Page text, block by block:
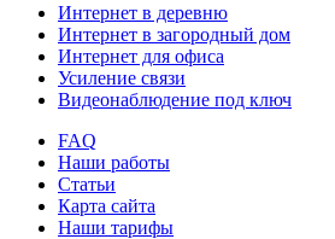
Интернет в деревню
Интернет в загородный дом
Интернет для офиса
Усиление связи
Видеонаблюдение под ключ
FAQ
Наши работы
Статьи
Карта сайта
Наши тарифы